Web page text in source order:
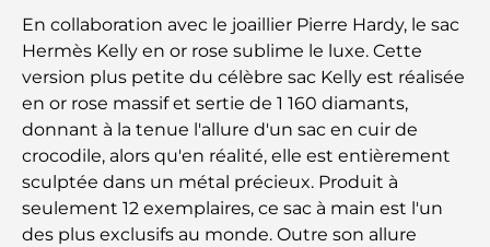
Que faire dans le centre-ville de Dubaï : votre
guide ultime
Les meilleurs iftars à Dubaï : 7 adresses
incontournables pour un repas de Ramadan
mémorable
Cafés à Business Bay : l’alliance parfaite du café et
de la convivialité
En collaboration avec le joaillier Pierre Hardy, le sac
Hermès Kelly en or rose sublime le luxe. Cette
version plus petite du célèbre sac Kelly est réalisée
en or rose massif et sertie de 1 160 diamants,
donnant à la tenue l'allure d'un sac en cuir de
crocodile, alors qu'en réalité, elle est entièrement
sculptée dans un métal précieux. Produit à
seulement 12 exemplaires, ce sac à main est l'un
des plus exclusifs au monde. Outre son allure